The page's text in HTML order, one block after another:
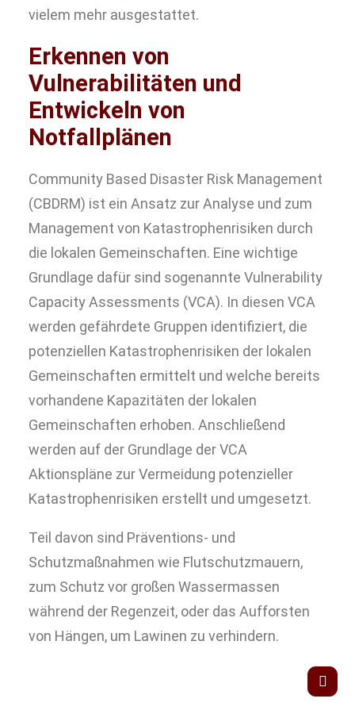
vielem mehr ausgestattet.
Erkennen von
Vulnerabilitäten und
Entwickeln von
Notfallplänen
Community Based Disaster Risk Management
(CBDRM) ist ein Ansatz zur Analyse und zum
Management von Katastrophenrisiken durch
die lokalen Gemeinschaften. Eine wichtige
Grundlage dafür sind sogenannte Vulnerability
Capacity Assessments (VCA). In diesen VCA
werden gefährdete Gruppen identifiziert, die
potenziellen Katastrophenrisiken der lokalen
Gemeinschaften ermittelt und welche bereits
vorhandene Kapazitäten der lokalen
Gemeinschaften erhoben. Anschließend
werden auf der Grundlage der VCA
Aktionspläne zur Vermeidung potenzieller
Katastrophenrisiken erstellt und umgesetzt.
Teil davon sind Präventions- und
Schutzmaßnahmen wie Flutschutzmauern,
zum Schutz vor großen Wassermassen
während der Regenzeit, oder das Aufforsten
von Hängen, um Lawinen zu verhindern.